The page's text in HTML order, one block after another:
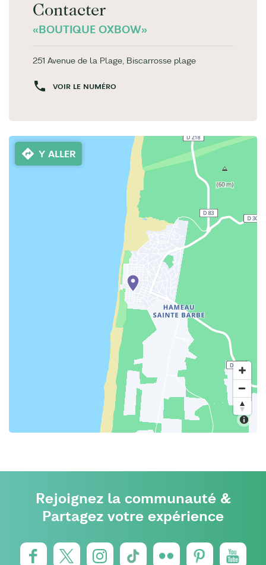
Contacter
«BOUTIQUE OXBOW»
251 Avenue de la Plage, Biscarrosse plage
VOIR LE NUMÉRO
Y ALLER
Rejoignez la communauté &
Partagez votre expérience